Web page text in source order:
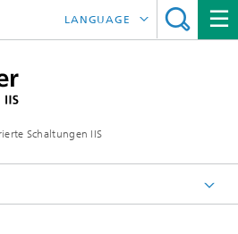
Schaltungen IIS
LANGUAGE
中文